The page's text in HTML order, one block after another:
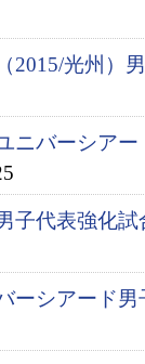
2015/光州）
ニバーシア
子代表強化
ーシアード